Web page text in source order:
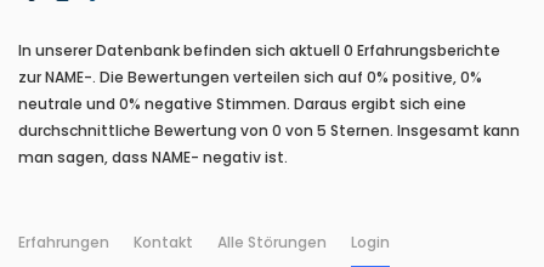
In unserer Datenbank befinden sich aktuell 0 Erfahrungsberichte
zur NAME-. Die Bewertungen verteilen sich auf 0% positive, 0%
neutrale und 0% negative Stimmen. Daraus ergibt sich eine
durchschnittliche Bewertung von 0 von 5 Sternen. Insgesamt kann
man sagen, dass NAME- negativ ist.
Erfahrungen Kontakt Alle Störungen Login